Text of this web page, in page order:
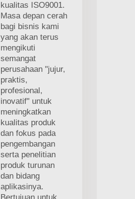
kualitas ISO9001.
Masa depan cerah
bagi bisnis kami
yang akan terus
mengikuti
semangat
perusahaan "jujur,
praktis,
profesional,
inovatif" untuk
meningkatkan
kualitas produk
dan fokus pada
pengembangan
serta penelitian
produk turunan
dan bidang
aplikasinya.